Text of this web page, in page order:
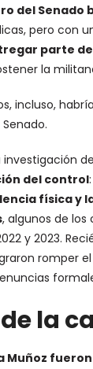
del Senado
pero con
parte
la
incluso,
investigación
del control:
física y
, algunos de los
y 2023.
romper
la
Muñoz